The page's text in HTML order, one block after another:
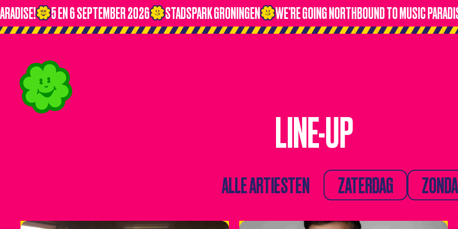
5 EN 6 SEPTEMBER 2026 STADSPARK GRONINGEN WE'RE GOING NORTHBOUND TO MUSIC PARADISE!
LINE-UP
ALLE ARTIESTEN
ALLE ARTIESTEN
ZATERDAG
ZATERDAG